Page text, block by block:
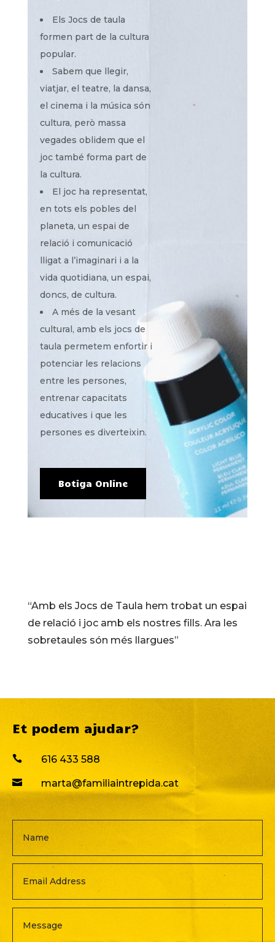
Els Jocs de taula
formen part de la cultura
popular.
Sabem que llegir,
viatjar, el teatre, la dansa,
el cinema i la música són
cultura, però massa
vegades oblidem que el
joc també forma part de
la cultura.
El joc ha representat,
en tots els pobles del
planeta, un espai de
relació i comunicació
lligat a l’imaginari i a la
vida quotidiana, un espai,
doncs, de cultura.
A més de la vesant
cultural, amb els jocs de
taula permetem enfortir i
potenciar les relacions
entre les persones,
entrenar capacitats
educatives i que les
persones es diverteixin.
Botiga Online
“Amb els Jocs de Taula hem trobat un espai
de relació i joc amb els nostres fills. Ara les
sobretaules són més llargues”
Et podem ajudar?
 616 433 588
 marta@familiaintrepida.cat